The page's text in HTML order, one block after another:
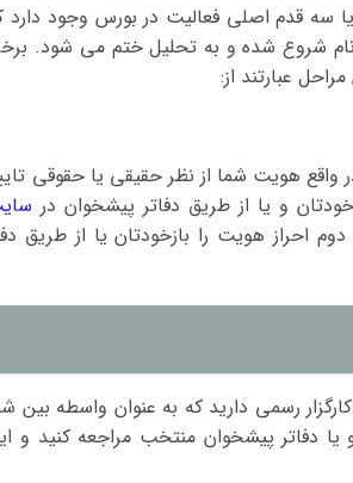
سه قدم اصلی فعالیت در بورس وجود دارد
نام شروع شده و به تحلیل ختم می شود.
عبارتند از:
واقع هویت شما از نظر حقیقی یا حقوقی
و یا از طریق دفاتر پیشخوان در
احراز هویت را بازخودتان یا از طریق
رسمی دارید که به عنوان واسطه بین
دفاتر پیشخوان منتخب مراجعه کنید و